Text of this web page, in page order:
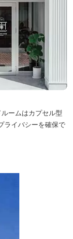
ームはカプセル型
ライバシーを確保で